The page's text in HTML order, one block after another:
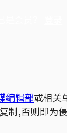
编辑部或相关
制,否则即为侵